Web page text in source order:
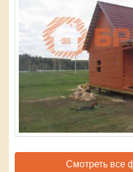
Смотреть все